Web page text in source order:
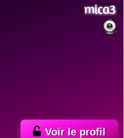
mica3
Voir le profil